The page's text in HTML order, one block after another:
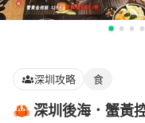
深圳攻略 食
🦀 深圳後海．蟹黃